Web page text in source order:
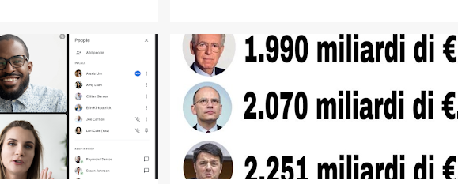
ECONOMIA NEWS POLITICA